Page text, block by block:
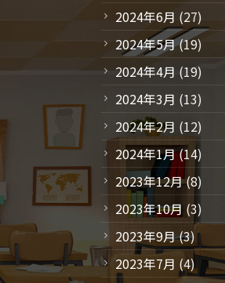
2024年6月 (27)
2024年5月(19)
2024年4月 (19)
2024年3月 (13)
2024年2月 (12)
2024年1月(14)
2023年12月(8)
2023年10月 (3)
2023年9月(3)
2023年7月 (4)